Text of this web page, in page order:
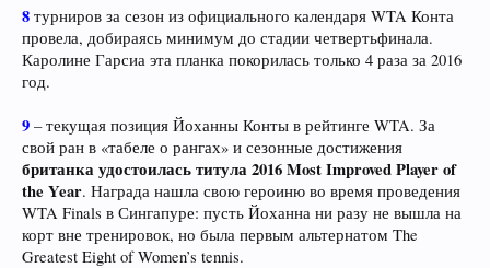
8 турниров за сезон из официального календаря WTA Конта
провела, добираясь минимум до стадии четвертьфинала.
Каролине Гарсиа эта планка покорилась только 4 раза за 2016
год.
9 – текущая позиция Йоханны Конты в рейтинге WTA. За
свой ран в «табеле о рангах» и сезонные достижения
британка удостоилась титула 2016 Most Improved Player of
the Year. Награда нашла свою героиню во время проведения
WTA Finals в Сингапуре: пусть Йоханна ни разу не вышла на
корт вне тренировок, но была первым альтернатом The
Greatest Eight of Women’s tennis.